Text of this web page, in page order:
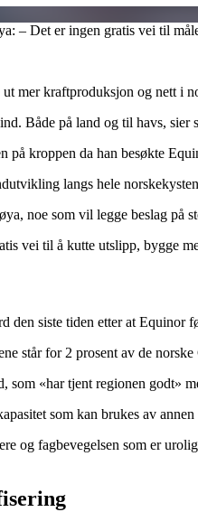
– Det er ingen gratis vei til
mer kraftproduksjon og nett i
Både på land og til havs,
kroppen da han besøkte
langs hele
noe som vil legge beslag på
vei til å kutte utslipp, bygge
den siste tiden etter at
står for 2 prosent av de
som «har tjent regionen godt»
som kan brukes av
og fagbevegelsen som er